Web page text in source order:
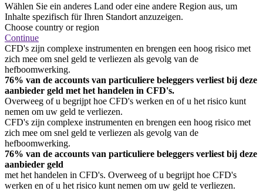
Wählen Sie ein anderes Land oder eine andere Region aus, um
Inhalte spezifisch für Ihren Standort anzuzeigen.
Choose country or region
Continue
CFD's zijn complexe instrumenten en brengen een hoog risico met
zich mee om snel geld te verliezen als gevolg van de
hefboomwerking.
76% van de accounts van particuliere beleggers verliest bij deze
aanbieder geld met het handelen in CFD's.
Overweeg of u begrijpt hoe CFD's werken en of u het risico kunt
nemen om uw geld te verliezen.
CFD's zijn complexe instrumenten en brengen een hoog risico met
zich mee om snel geld te verliezen als gevolg van de
hefboomwerking.
76% van de accounts van particuliere beleggers verliest bij deze
aanbieder geld
met het handelen in CFD's. Overweeg of u begrijpt hoe CFD's
werken en of u het risico kunt nemen om uw geld te verliezen.